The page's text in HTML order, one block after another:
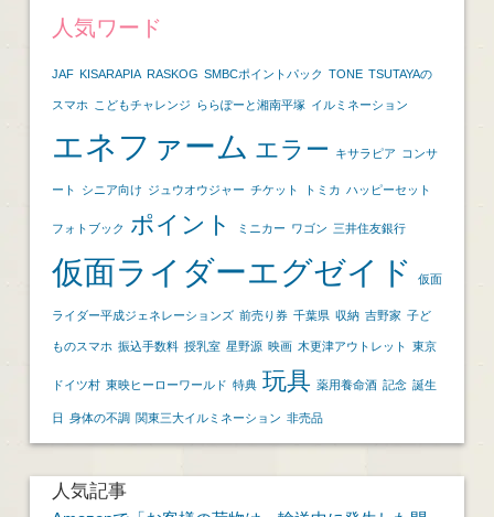
人気ワード
JAF KISARAPIA RASKOG SMBCポイントパック TONE TSUTAYAの
スマホ こどもチャレンジ ららぽーと湘南平塚 イルミネーション
エネファーム エラー キサラピア コンサ
ート シニア向け ジュウオウジャー チケット トミカ ハッピーセット
フォトブック ポイント ミニカー ワゴン 三井住友銀行
仮面ライダーエグゼイド 仮面
ライダー平成ジェネレーションズ 前売り券 千葉県 収納 吉野家 子ど
ものスマホ 振込手数料 授乳室 星野源 映画 木更津アウトレット 東京
ドイツ村 東映ヒーローワールド 特典 玩具 薬用養命酒 記念 誕生
日 身体の不調 関東三大イルミネーション 非売品
人気記事